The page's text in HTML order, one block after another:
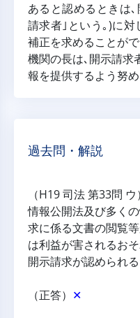
あると認めるときは
請求者｣という｡)に
補正を求めることが
機関の長は､開示請求
報を提供するよう努
過去問・解説
（H19 司法 第33問 ウ）
情報公開法及び多く
求に係る文書の閲覧
は利益が害されるお
開示請求が認められ
（正答） ✕